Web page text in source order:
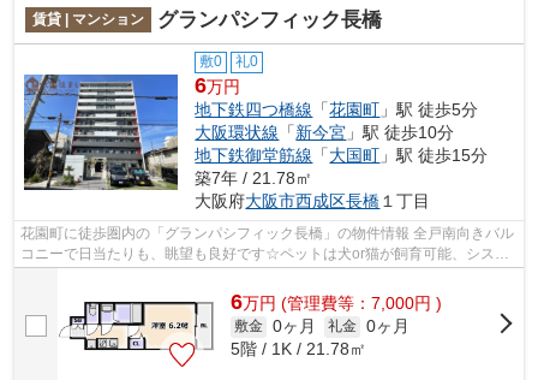
賃貸 | マンション グランパシフィック長橋
敷0 礼0
6万円
地下鉄四つ橋線 「花園町 」駅 徒歩5分
大阪環状線 「新今宮 」駅 徒歩10分
地下鉄御堂筋線 「大国町 」駅 徒歩15分
築7年 / 21.78㎡
大阪府大阪市西成区長橋 １丁目
花園町に徒歩圏内の「グランパシフィック長橋」の物件情報 全戸南向きバル
コニーで日当たりも、眺望も良好です☆ペットは犬or猫が飼育可能、システ
6万円 (管理費等：7,000円 )
敷金 0ヶ月 礼金 0ヶ月
5階 / 1K / 21.78㎡